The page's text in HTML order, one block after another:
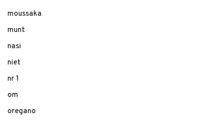
moussaka
munt
nasi
niet
nr 1
om
oregano